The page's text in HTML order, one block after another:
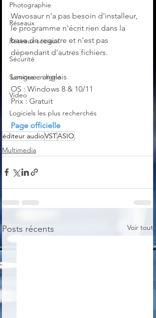
Photographie
Réseaux
Réseaux sociaux
Sécurité
Services en ligne
Video
Logiciels les plus recherchés
Wavosaur n'a pas besoin d'installeur,
le programme n'écrit rien dans la
base de registre et n'est pas
dépendant d'autres fichiers.
Langue : anglais
OS : Windows 8 & 10/11
Prix : Gratuit
Page officielle
éditeur audioVSTASIO
Multimedia
Posts récents Voir tout